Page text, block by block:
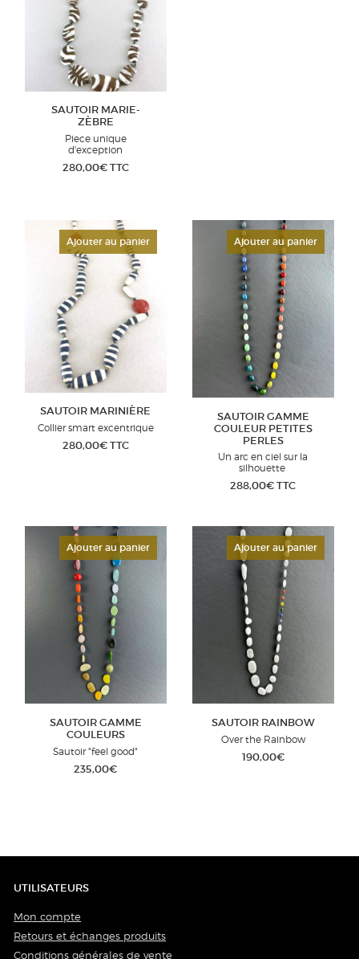
SAUTOIR MARIE-
ZÈBRE
Piece unique
d'exception
280,00€TTC
SAUTOIR MARINIÈRE
Collier smart excentrique
280,00€TTC
Ajouter au panier
SAUTOIR GAMME
COULEUR PETITES
PERLES
Un arc en ciel sur la
silhouette
288,00€ TTC
Ajouter au panier
SAUTOIR GAMME
COULEURS
Sautoir "feel good"
235,00€
Ajouter au panier
SAUTOIR RAINBOW
Over the Rainbow
190,00€
Ajouter au panier
UTILISATEURS
Mon compte
Retours et échanges produits
Conditions générales de vente